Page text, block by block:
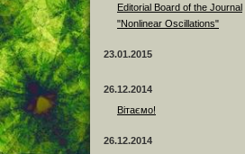
Editorial Board of the Journal
"Nonlinear Oscillations"
23.01.2015
26.12.2014
Вітаємо!
26.12.2014